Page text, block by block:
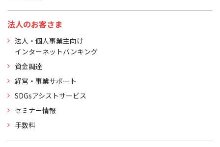
法人のお客さま
法人・個人事業主向け
インターネットバンキング
資金調達
経営・事業サポート
SDGsアシストサービス
セミナー情報
手数料